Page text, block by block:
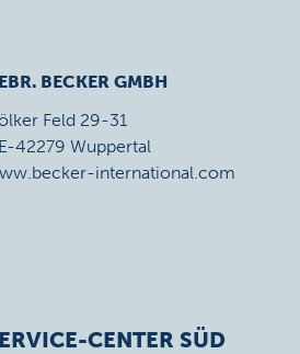
BECKER GMBH
Feld 29-31
42279 Wuppertal
international.com
CENTER SÜD